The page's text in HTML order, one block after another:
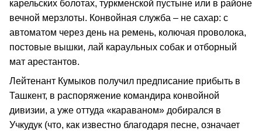
карельских болотах, туркменской пустыне или в районе
вечной мерзлоты. Конвойная служба – не сахар: с
автоматом через день на ремень, колючая проволока,
постовые вышки, лай караульных собак и отборный
мат арестантов.
Лейтенант Кумыков получил предписание прибыть в
Ташкент, в распоряжение командира конвойной
дивизии, а уже оттуда «караваном» добирался в
Учкудук (что, как известно благодаря песне, означает